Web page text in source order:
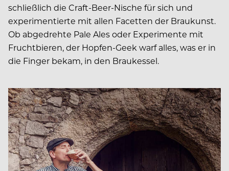
schließlich die Craft-Beer-Nische für sich und
experimentierte mit allen Facetten der Braukunst.
Ob abgedrehte Pale Ales oder Experimente mit
Fruchtbieren, der Hopfen-Geek warf alles, was er in
die Finger bekam, in den Braukessel.